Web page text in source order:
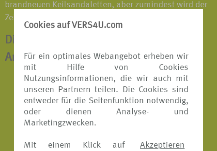
Cookies auf VERS4U.com
Für ein optimales Webangebot erheben wir
mit Hilfe von Cookies
Nutzungsinformationen, die wir auch mit
unseren Partnern teilen. Die Cookies sind
entweder für die Seitenfunktion notwendig,
oder dienen Analyse- und
Marketingzwecken.
Mit einem Klick auf
Akzeptieren
brandneuen Keilsandaletten, aber zumindest wird der
Zeitwert des verschwundenen Gepäcks erstattet*.
Die Versicherung kann außerdem in
Anspruch genommen werden bei:
Diebstahl
Raub
Beschädigung
Abhandenkommen